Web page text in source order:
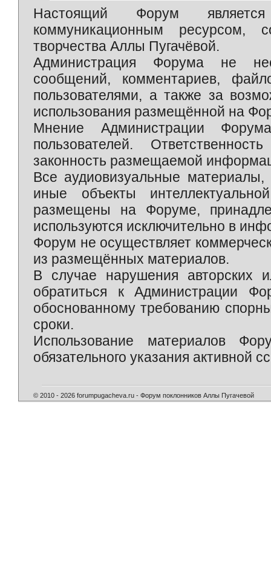
Настоящий Форум является
коммуникационным ресурсом,
творчества Аллы Пугачёвой.
Администрация Форума не
сообщений, комментариев,
пользователями, а также за
использования размещённой на
Мнение Администрации
пользователей.
законность размещаемой
Все аудиовизуальные
иные объекты
размещены на Форуме,
используются исключительно в
Форум не осуществляет
из размещённых материалов.
В случае нарушения авторских
обратиться к Администрации
обоснованному требованию
сроки.
Использование материалов
обязательного указания активной
© 2010 - 2026 forumpugacheva.ru - Форум поклонников Аллы Пугачевой